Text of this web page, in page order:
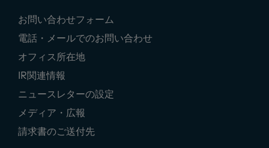
Navigation
お問い合わせフォーム
電話・メールでのお問い合わせ
オフィス所在地
IR関連情報
ニュースレターの設定
メディア・広報
請求書のご送付先